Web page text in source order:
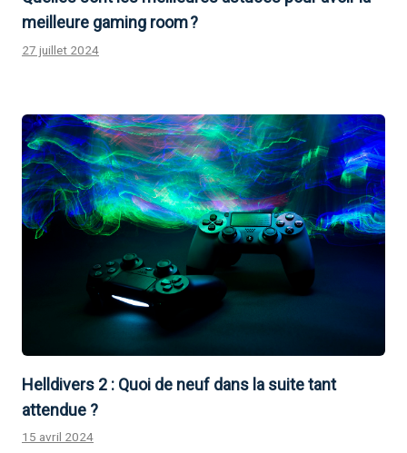
meilleure gaming room ?
27 juillet 2024
Helldivers 2 : Quoi de neuf dans la suite tant
attendue ?
15 avril 2024